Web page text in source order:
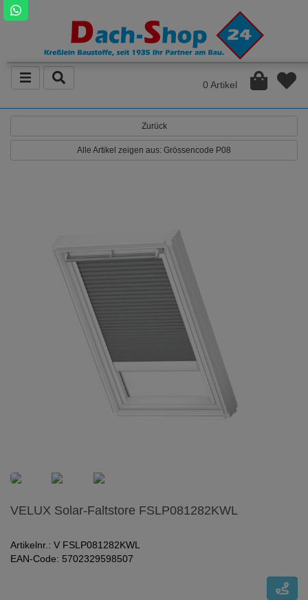
0 Artikel
Zurück
Alle Artikel zeigen aus: Grössencode P08
VELUX Solar-Faltstore FSLP081282KWL
Artikelnr.: V FSLP081282KWL
EAN-Code: 5702329598507